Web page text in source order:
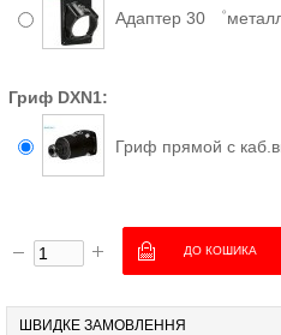
Адаптер 30 ゜
Гриф DXN1:
Гриф прямой с
ШВИДКЕ ЗАМОВЛЕННЯ